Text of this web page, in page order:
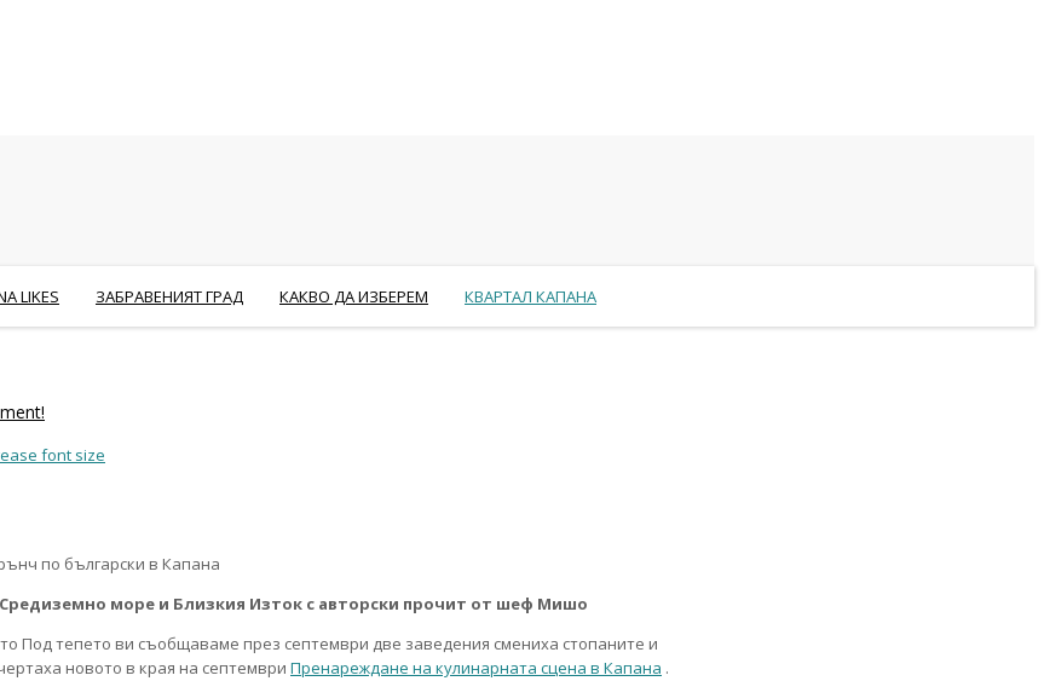
LIKES ЗАБРАВЕНИЯТ ГРАД КАКВО ДА ИЗБЕРЕМ КВАРТАЛ КАПАНА
море и Близкия Изток с авторски прочит от шеф Мишо
Под тепето ви съобщаваме през септември две заведения смениха стопаните и
новото в края на септември Пренареждане на кулинарната сцена в Капана .